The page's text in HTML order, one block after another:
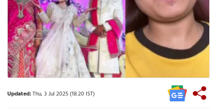
Updated:Thu, 3 Jul 2025 (18:20 IST)